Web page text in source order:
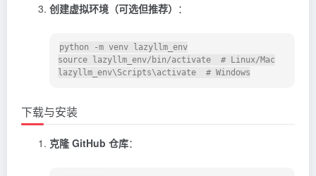
创建虚拟环境（可选但推荐） ：
python -m venv lazyllm_env
source lazyllm_env/bin/activate  # Linux/Mac
lazyllm_env\Scripts\activate  # Windows
下载与安装
克隆 GitHub 仓库：